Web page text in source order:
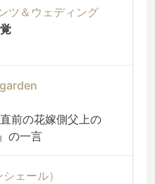
ツ＆ウェディング
前の花嫁側父上の
の一言
ェール）